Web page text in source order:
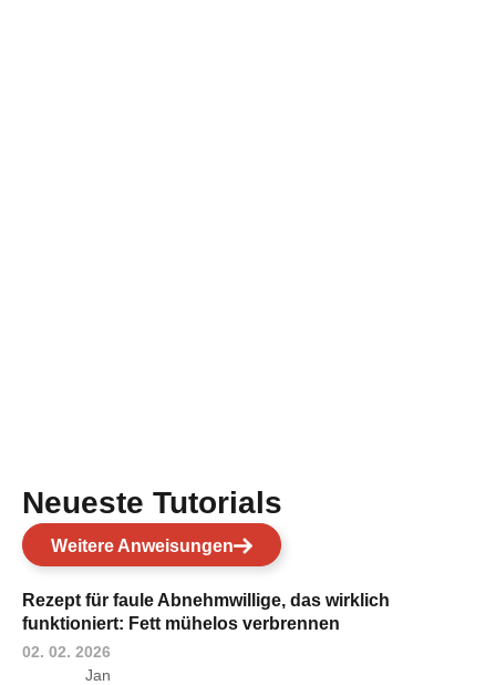
Neueste Tutorials
Weitere Anweisungen
Rezept für faule Abnehmwillige, das wirklich
funktioniert: Fett mühelos verbrennen
02. 02. 2026
Jan